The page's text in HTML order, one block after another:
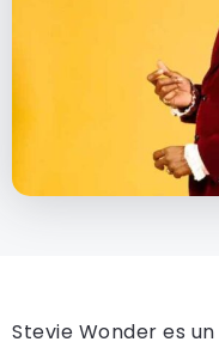
Stevie Wonder es